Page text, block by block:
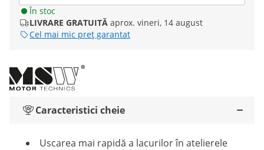
În stoc
LIVRARE GRATUITĂ aprox. vineri, 14 august
Cel mai mic preț garantat
Caracteristici cheie
Uscarea mai rapidă a lacurilor în atelierele